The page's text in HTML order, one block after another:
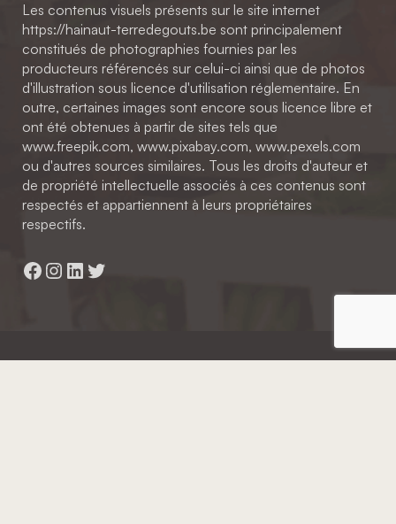
Les contenus visuels présents sur le site internet
https://hainaut-terredegouts.be sont principalement
constitués de photographies fournies par les
producteurs référencés sur celui-ci ainsi que de photos
d'illustration sous licence d'utilisation réglementaire. En
outre, certaines images sont encore sous licence libre et
ont été obtenues à partir de sites tels que
www.freepik.com, www.pixabay.com, www.pexels.com
ou d'autres sources similaires. Tous les droits d'auteur et
de propriété intellectuelle associés à ces contenus sont
respectés et appartiennent à leurs propriétaires
respectifs.
Facebook
Instagram
LinkedIn
Twitter